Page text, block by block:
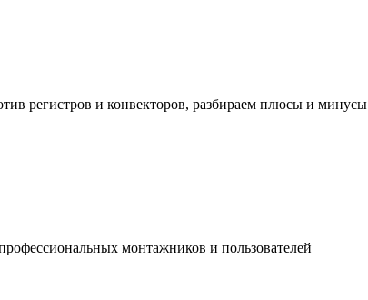
регистров и конвекторов, разбираем плюсы и минусы
монтажников и пользователей